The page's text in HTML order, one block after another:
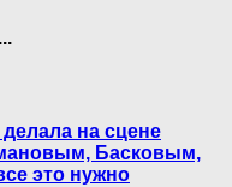
на сцене
Бacкoвым,
это нужно